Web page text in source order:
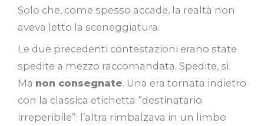
Solo che, come spesso accade, la realtà non
aveva letto la sceneggiatura.
Le due precedenti contestazioni erano state
spedite a mezzo raccomandata. Spedite, sì.
Ma non consegnate. Una era tornata indietro
con la classica etichetta “destinatario
irreperibile”; l’altra rimbalzava in un limbo